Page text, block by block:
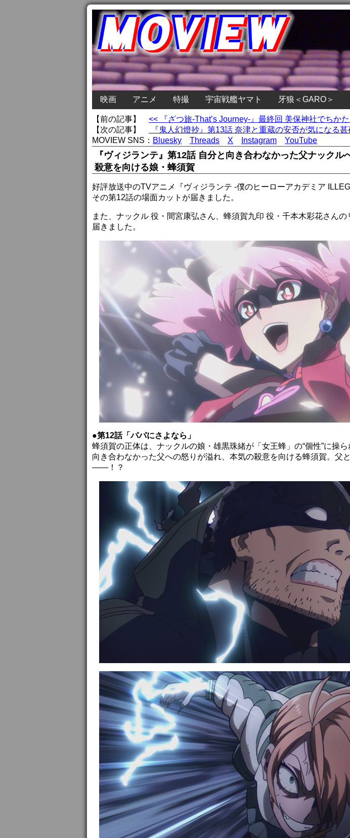
映画 アニメ 特撮 宇宙戦艦ヤマト 牙狼＜GARO＞
【前の記事】 << 『ざつ旅-That’s Journey-』最終回 美保神社でちか
【次の記事】
『鬼人幻燈抄』第13話 奈津と重蔵の安否が気になる
MOVIEW SNS： Bluesky Threads X Instagram YouTube
『ヴィジランテ』第12話 自分と向き合わなかった父ナックル
殺意を向ける娘・蜂須賀
好評放送中のTVアニメ『ヴィジランテ -僕のヒーローアカデミア
その第12話の場面カットが届きました。
また、ナックル 役・間宮康弘さん、蜂須賀九印 役・千本木彩花さん
届きました。
●第12話「パパにさよなら」
蜂須賀の正体は、ナックルの娘・雄黒珠緒が「女王蜂」の“個性”に操
向き合わなかった父への怒りが溢れ、本気の殺意を向ける蜂須賀。父
――！？